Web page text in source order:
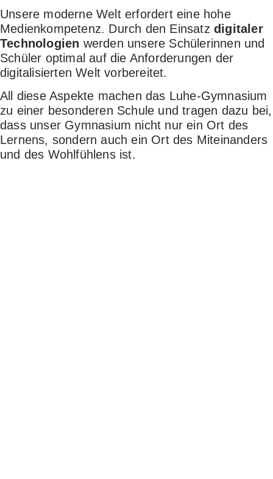
Unsere moderne Welt erfordert eine hohe
Medienkompetenz. Durch den Einsatz digitaler
Technologien werden unsere Schülerinnen und
Schüler optimal auf die Anforderungen der
digitalisierten Welt vorbereitet.
All diese Aspekte machen das Luhe-Gymnasium
zu einer besonderen Schule und tragen dazu bei,
dass unser Gymnasium nicht nur ein Ort des
Lernens, sondern auch ein Ort des Miteinanders
und des Wohlfühlens ist.